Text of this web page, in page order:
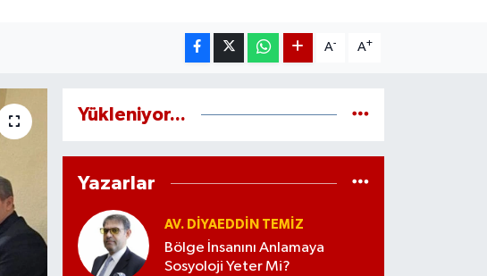
A- A+
Yükleniyor...
Yazarlar
AV. DIYAEDDIN TEMIZ
Bölge İnsanını Anlamaya
Sosyoloji Yeter Mi?